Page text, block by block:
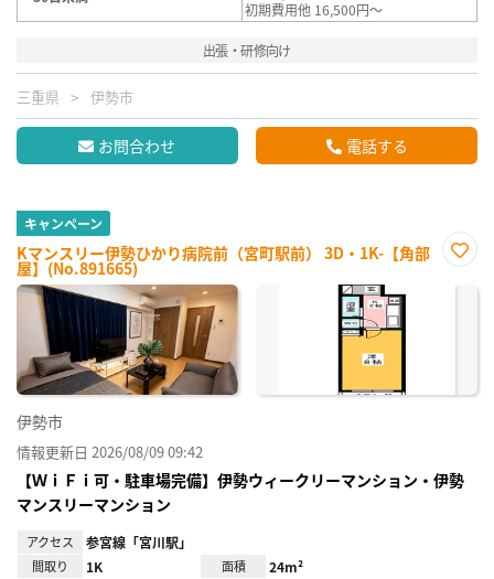
初期費用他 16,500円～
出張・研修向け
三重県 伊勢市
お問合わせ 電話する
キャンペーン
Kマンスリー伊勢ひかり病院前（宮町駅前） 3D・1K-【角部
屋】(No.891665)
に入
伊勢市
情報更新日 2026/08/09 09:42
【ＷｉＦｉ可・駐車場完備】伊勢ウィークリーマンション・伊勢
マンスリーマンション
アクセス 参宮線「宮川駅」
間取り 1K 面積 24m²